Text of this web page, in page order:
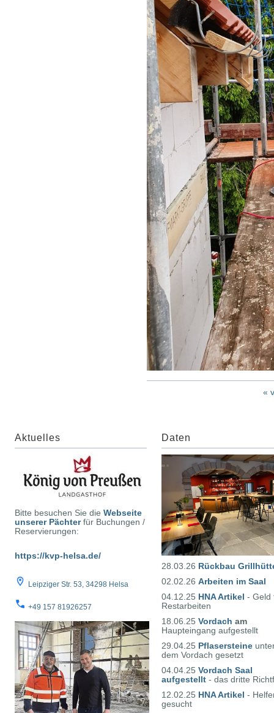
«
Aktuelles
Bitte besuchen Sie die Webseite
unserer Pächterfür Buchungen /
Reservierungen:
https://kvp-helsa.de/
Leipziger Str. 53, 34298 Helsa
+49 157 81926257
Daten
28.03.26 Rückbau
02.02.26 Arbeiten im Saal
04.12.25 HNA Artikel - Geld
Restarbeiten
18.06.25 Vordach am
Haupteingang aufgestellt
29.04.25 Pflasersteine
dem Vordach gesetzt
04.04.25 Vordach Saal
aufgestellt - das dritte
12.02.25 HNA Artikel -
gesucht